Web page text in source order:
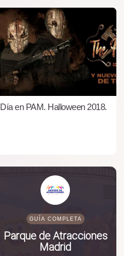
Día en PAM. Halloween 2018.
GUÍA COMPLETA
Parque de Atracciones
Madrid